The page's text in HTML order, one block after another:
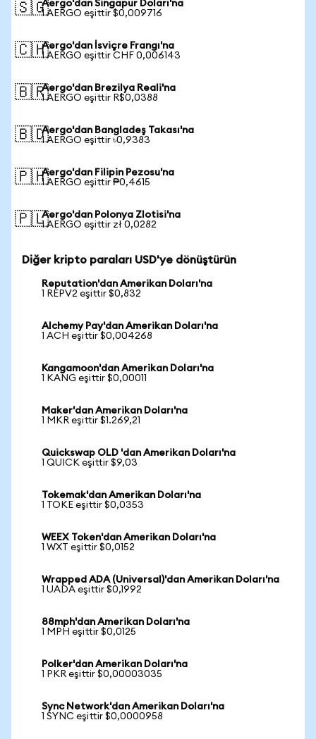
🇸🇬Aergo'dan Singapur Doları'na
1 AERGO eşittir $0,009716
🇨🇭Aergo'dan İsviçre Frangı'na
1 AERGO eşittir CHF 0,006143
🇧🇷Aergo'dan Brezilya Reali'na
1 AERGO eşittir R$0,0388
🇧🇩Aergo'dan Bangladeş Takası'na
1 AERGO eşittir ৳0,9383
🇵🇭Aergo'dan Filipin Pezosu'na
1 AERGO eşittir ₱0,4615
🇵🇱Aergo'dan Polonya Zlotisi'na
1 AERGO eşittir zł 0,0282
Diğer kripto paraları USD'ye dönüştürün
Reputation'dan Amerikan Doları'na
1 REPV2 eşittir $0,832
Alchemy Pay'dan Amerikan Doları'na
1 ACH eşittir $0,004268
Kangamoon'dan Amerikan Doları'na
1 KANG eşittir $0,00011
Maker'dan Amerikan Doları'na
1 MKR eşittir $1.269,21
Quickswap OLD 'dan Amerikan Doları'na
1 QUICK eşittir $9,03
Tokemak'dan Amerikan Doları'na
1 TOKE eşittir $0,0353
WEEX Token'dan Amerikan Doları'na
1 WXT eşittir $0,0152
Wrapped ADA (Universal)'dan Amerikan Doları'na
1 UADA eşittir $0,1992
88mph'dan Amerikan Doları'na
1 MPH eşittir $0,0125
Polker'dan Amerikan Doları'na
1 PKR eşittir $0,00003035
Sync Network'dan Amerikan Doları'na
1 SYNC eşittir $0,0000958